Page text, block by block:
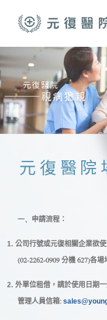
關於元復
就醫指南
醫學門診
醫療養護服務
健康共好元復醫院
一、 申請流程：
1. 公司行號或元復相關企業欲
(02-2262-0909 分機 627)各場
2. 外單位租借，請於使用日期
管理人員信箱: